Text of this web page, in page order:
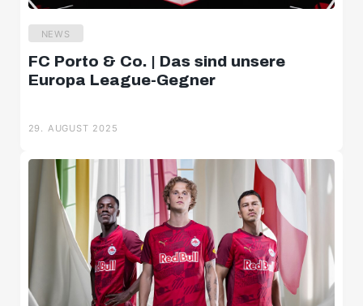
NEWS
FC Porto & Co. | Das sind unsere
Europa League-Gegner
29. AUGUST 2025